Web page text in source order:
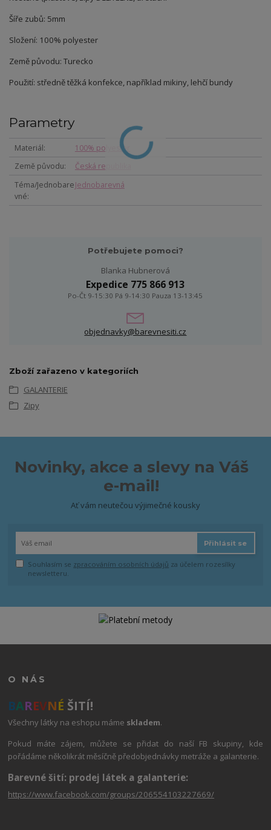
Šíře zubů: 5mm
Složení: 100% polyester
Země původu: Turecko
Použití: středně těžká konfekce, například mikiny, lehčí bundy
Parametry
Materiál
100% polyester
Země původu
Česká republika
Téma/Jednobare
vné
Jednobarevná
Potřebujete pomoci?
Blanka Hubnerová
Expedice 775 866 913
Po-Čt 9-15:30 Pá 9-14:30 Pauza 13-13:45
objednavky@barevnesiti.cz
Zboží zařazeno v kategoriích
GALANTERIE
Zipy
Novinky, akce a slevy na Váš
e-mail!
Ať vám neutečou výjimečné kousky
Přihlásit se
Souhlasím se zpracováním osobních údajů za účelem rozesílky
newsletteru.
O NÁS
BAREVNÉ ŠITÍ!
Všechny látky na eshopu máme skladem.
Pokud máte zájem, můžete se přidat do naší FB skupiny, kde
pořádáme několikrát měsíčně předobjednávky metráže a galanterie.
Barevné šití: prodej látek a galanterie:
https://www.facebook.com/groups/206554103227669/